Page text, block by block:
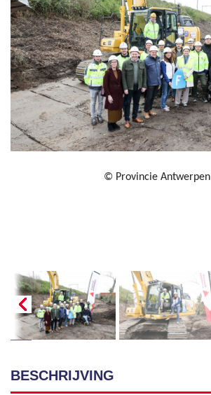
© Provincie Antwerpen
BESCHRIJVING